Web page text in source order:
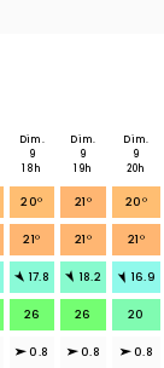
Dim.
9
18h
Dim.
9
19h
Dim.
9
20h
20° 21° 20°
21° 21° 21°
17.8 18.2 16.9
26 26 20
0.8 0.8 0.8